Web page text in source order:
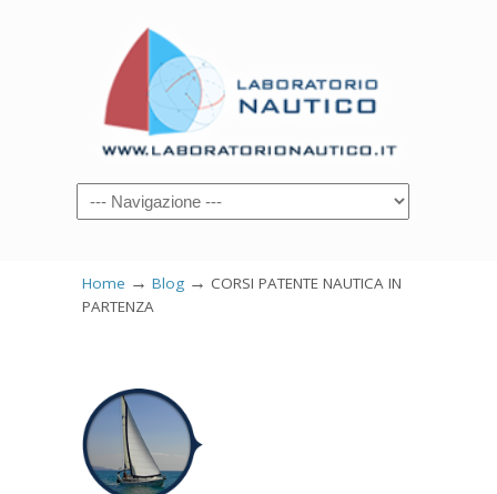
Home → Blog → CORSI PATENTE NAUTICA IN
PARTENZA